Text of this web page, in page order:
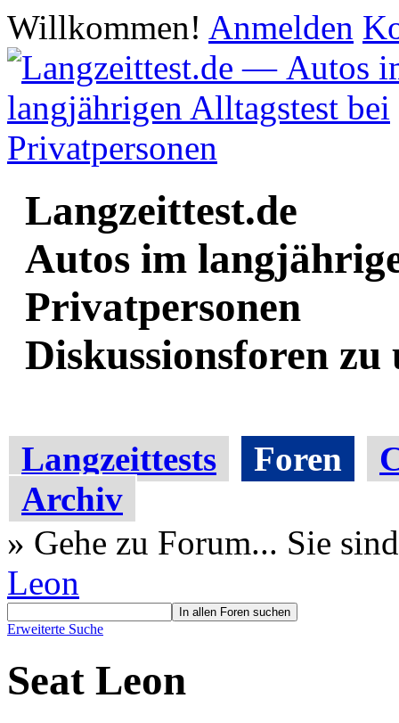
Willkommen! Anmelden
Langzeittest.de
Autos im
Privatpersonen
Diskussionsforen zu
Langzeittests Foren
Archiv
» Gehe zu Forum... Sie
Leon
Erweiterte Suche
Seat Leon